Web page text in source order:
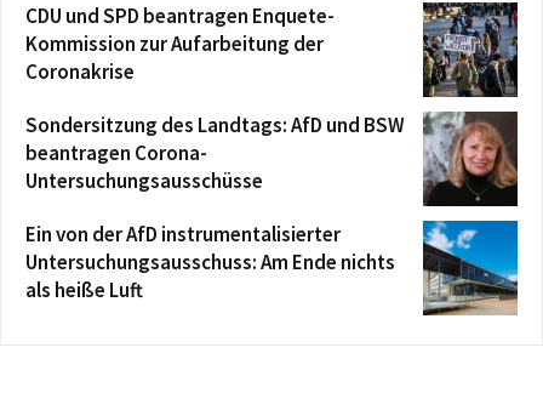
CDU und SPD beantragen Enquete-
Kommission zur Aufarbeitung der
Coronakrise
Sondersitzung des Landtags: AfD und BSW
beantragen Corona-
Untersuchungsausschüsse
Ein von der AfD instrumentalisierter
Untersuchungsausschuss: Am Ende nichts
als heiße Luft